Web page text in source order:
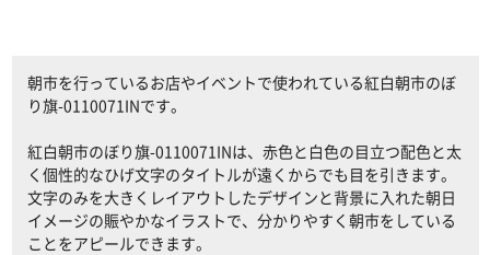
朝市を行っているお店やイベントで使われている紅白朝市のぼ
り旗-0110071INです。
紅白朝市のぼり旗-0110071INは、赤色と白色の目立つ配色と太
く個性的なひげ文字のタイトルが遠くからでも目を引きます。
文字のみを大きくレイアウトしたデザインと背景に入れた朝日
イメージの賑やかなイラストで、分かりやすく朝市をしている
ことをアピールできます。